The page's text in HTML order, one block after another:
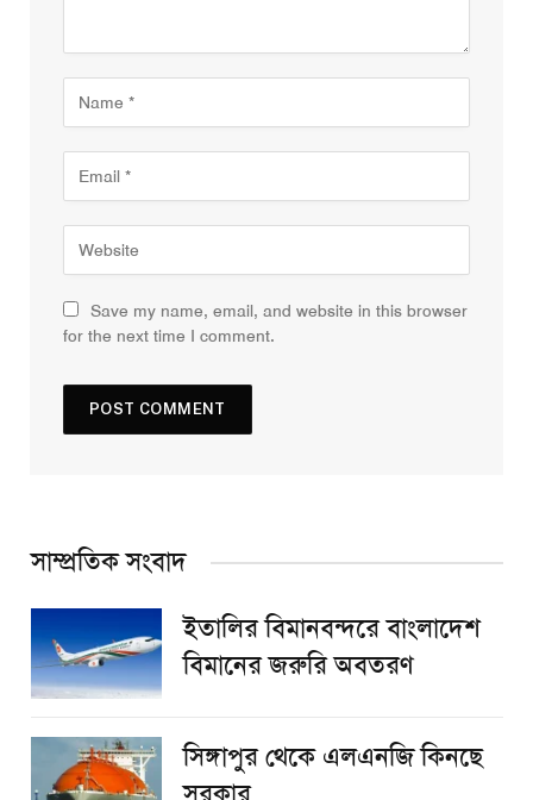
Save my name, email, and website in this browser
for the next time I comment.
সাম্প্রতিক সংবাদ
ইতালির বিমানবন্দরে বাংলাদেশ
বিমানের জরুরি অবতরণ
সিঙ্গাপুর থেকে এলএনজি কিনছে